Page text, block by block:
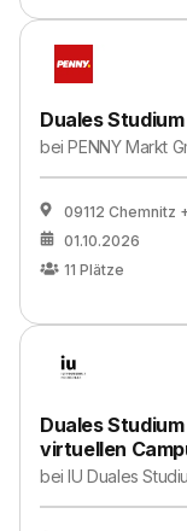
Duales
beiPENNY Markt
09112 Chemnitz
01.10.2026
11 Plätze
Duales
virtuellen
beiIU Duales